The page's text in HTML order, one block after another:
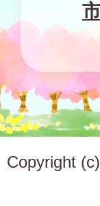
Copyright